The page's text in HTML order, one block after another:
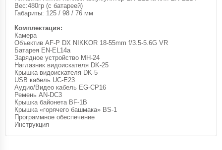
Вес:480гр (с батареей)
Габариты: 125 / 98 / 76 мм
Комплектация:
Камера
Объектив AF-P DX NIKKOR 18-55mm f/3.5-5.6G VR
Батарея EN-EL14a
Зарядное устройство MH-24
Наглазник видоискателя DK-25
Крышка видоискателя DK-5
USB кабель UC-E23
Аудио/Видео кабель EG-CP16
Ремень AN-DC3
Крышка байонета BF-1B
Крышка «горячего башмака» BS-1
Программное обеспечение
Инструкция